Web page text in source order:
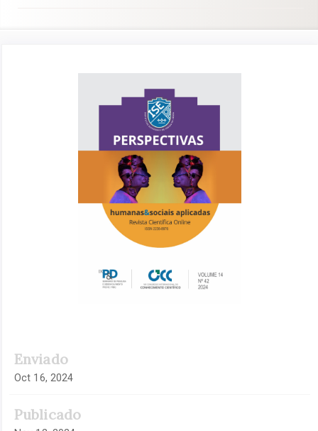
Enviado
Oct 16, 2024
Publicado